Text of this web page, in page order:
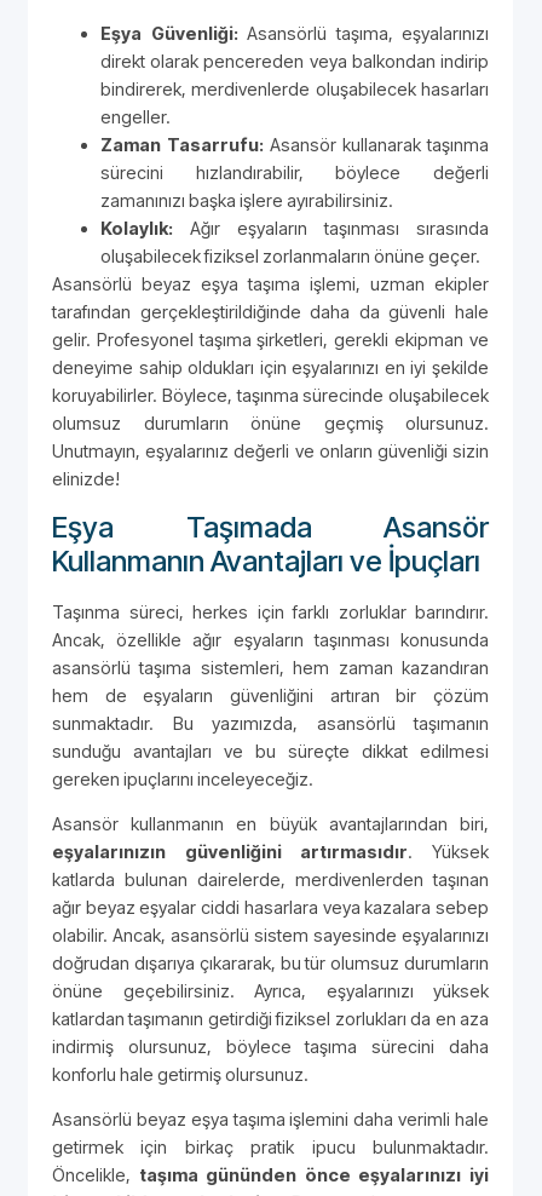
Eşya Güvenliği: Asansörlü taşıma, eşyalarınızı
direkt olarak pencereden veya balkondan indirip
bindirerek, merdivenlerde oluşabilecek hasarları
engeller.
Zaman Tasarrufu: Asansör kullanarak taşınma
sürecini hızlandırabilir, böylece değerli
zamanınızı başka işlere ayırabilirsiniz.
Kolaylık: Ağır eşyaların taşınması sırasında
oluşabilecek fiziksel zorlanmaların önüne geçer.
Asansörlü beyaz eşya taşıma işlemi, uzman ekipler
tarafından gerçekleştirildiğinde daha da güvenli hale
gelir. Profesyonel taşıma şirketleri, gerekli ekipman ve
deneyime sahip oldukları için eşyalarınızı en iyi şekilde
koruyabilirler. Böylece, taşınma sürecinde oluşabilecek
olumsuz durumların önüne geçmiş olursunuz.
Unutmayın, eşyalarınız değerli ve onların güvenliği sizin
elinizde!
Eşya Taşımada Asansör
Kullanmanın Avantajları ve İpuçları
Taşınma süreci, herkes için farklı zorluklar barındırır.
Ancak, özellikle ağır eşyaların taşınması konusunda
asansörlü taşıma sistemleri, hem zaman kazandıran
hem de eşyaların güvenliğini artıran bir çözüm
sunmaktadır. Bu yazımızda, asansörlü taşımanın
sunduğu avantajları ve bu süreçte dikkat edilmesi
gereken ipuçlarını inceleyeceğiz.
Asansör kullanmanın en büyük avantajlarından biri,
eşyalarınızın güvenliğini artırmasıdır. Yüksek
katlarda bulunan dairelerde, merdivenlerden taşınan
ağır beyaz eşyalar ciddi hasarlara veya kazalara sebep
olabilir. Ancak, asansörlü sistem sayesinde eşyalarınızı
doğrudan dışarıya çıkararak, bu tür olumsuz durumların
önüne geçebilirsiniz. Ayrıca, eşyalarınızı yüksek
katlardan taşımanın getirdiği fiziksel zorlukları da en aza
indirmiş olursunuz, böylece taşıma sürecini daha
konforlu hale getirmiş olursunuz.
Asansörlü beyaz eşya taşıma işlemini daha verimli hale
getirmek için birkaç pratik ipucu bulunmaktadır.
Öncelikle, taşıma gününden önce eşyalarınızı iyi